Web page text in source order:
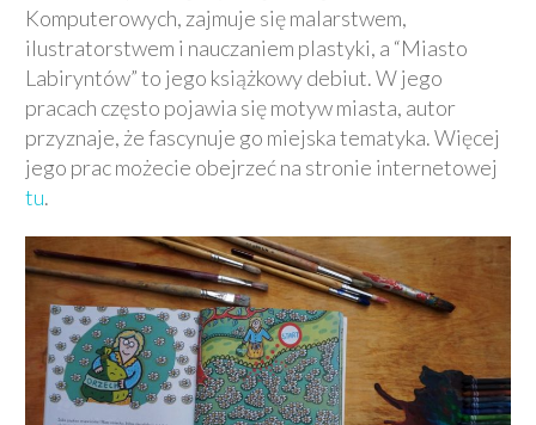
Komputerowych, zajmuje się malarstwem,
ilustratorstwem i nauczaniem plastyki, a “Miasto
Labiryntów” to jego książkowy debiut. W jego
pracach często pojawia się motyw miasta, autor
przyznaje, że fascynuje go miejska tematyka. Więcej
jego prac możecie obejrzeć na stronie internetowej
tu.